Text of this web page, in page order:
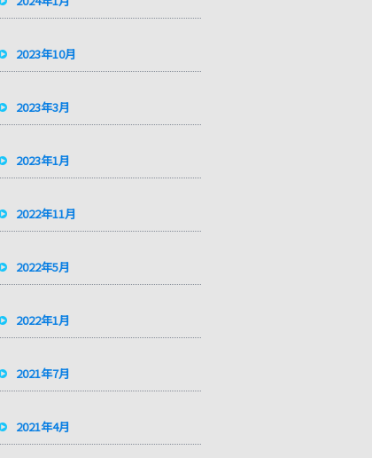
2023年10月
2023年3月
2023年1月
2022年11月
2022年5月
2022年1月
2021年7月
2021年4月